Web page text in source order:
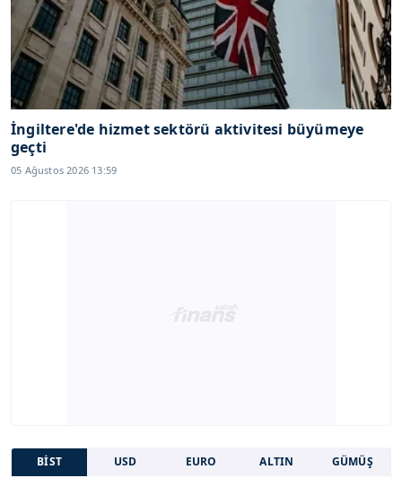
İngiltere'de hizmet sektörü aktivitesi büyümeye
geçti
05 Ağustos 2026 13:59
BİST USD EURO ALTIN GÜMÜŞ